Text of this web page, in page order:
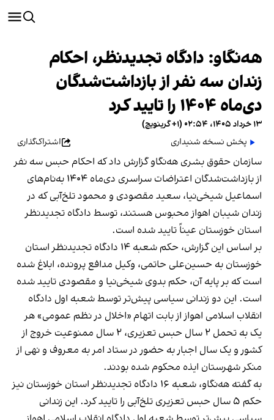
هه‌نگاو: دادگاه تجدیدنظر، احکام
زندان سه نفر از بازداشت‌شدگان
دی‌ماه ۱۴۰۴ را تایید کرد
۱۳ خرداد ۱۴۰۵، ۰۲:۵۴ (‎+۱ گرینویچ)
پخش نسخه شنیداری
اشتراک‌گذاری
سازمان حقوق بشری هه‌نگاو گزارش داد که احکام حبس سه نفر
از بازداشت‌شدگان اعتراضات سراسری دی‌ماه ۱۴۰۴ به‌نام‌های
اسماعیل شیخی‌نیا، سعید مقصودی و محمود تلخ‌آبی که در
زندان شیبان اهواز محبوس هستند، توسط دادگاه تجدیدنظر
استان خوزستان عیناً تایید شده است.
بر اساس این گزارش، حکم شعبه ۱۴ دادگاه تجدیدنظر استان
خوزستان به حسین‌علی حاتمی، وکیل مدافع پرونده، ابلاغ شده
است که بر پایه آن، حکم بدوی شیخی‌نیا و مقصودی تایید شده
است. این دو زندانی سیاسی پیش‌تر توسط شعبه اول دادگاه
انقلاب اسلامی اهواز از بابت اتهام «اخلال در نظم عمومی» هر
یک به تحمل ۲ سال حبس تعزیری، ۲ سال ممنوعیت خروج از
کشور و یک سال اجبار به حضور در ستاد امر به معروف و نهی از
منکر شهرستان ایذه محکوم شده بودند.
به گفته هه‌نگاو، شعبه ۱۶ دادگاه تجدیدنظر استان خوزستان نیز
حکم ۵ سال حبس تعزیری تلخ‌آبی را تایید کرد. این زندانی